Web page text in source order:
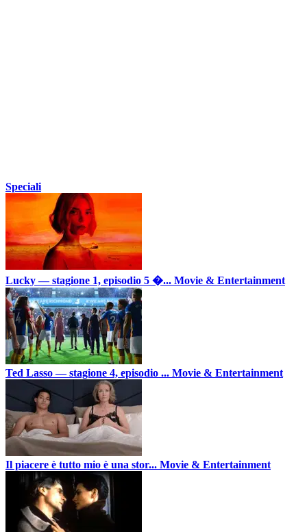
Speciali
Lucky — stagione 1, episodio 5 �... Movie & Entertainment
Ted Lasso — stagione 4, episodio ... Movie & Entertainment
Il piacere è tutto mio è una stor... Movie & Entertainment